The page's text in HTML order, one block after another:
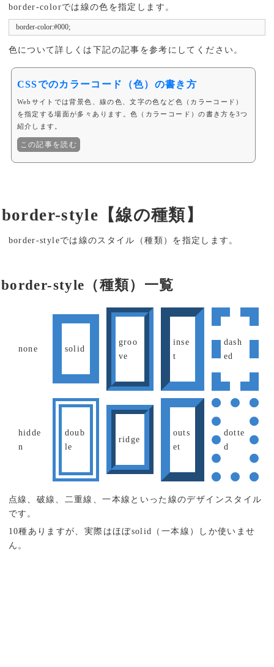
border-colorでは線の色を指定します。
border-color:#000;
色について詳しくは下記の記事を参考にしてください。
CSSでのカラーコード（色）の書き方
Webサイトでは背景色、線の色、文字の色など色（カラーコード）
を指定する場面が多々あります。色（カラーコード）の書き方を3つ
紹介します。
この記事を読む
border-style【線の種類】
border-styleでは線のスタイル（種類）を指定します。
border-style（種類）一覧
none solid
groo
ve
inse
t
dash
ed
hidde
n
doub
le
ridge
outs
et
dotte
d
点線、破線、二重線、一本線といった線のデザインスタイル
です。
10種ありますが、実際はほぼsolid（一本線）しか使いませ
ん。